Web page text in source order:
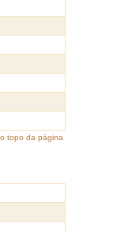
topo da página